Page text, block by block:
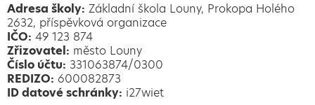
Adresa školy: Základní škola Louny, Prokopa Holého
2632, příspěvková organizace
IČO: 49 123 874
Zřizovatel: město Louny
Číslo účtu: 331063874/0300
REDIZO: 600082873
ID datové schránky: i27wiet